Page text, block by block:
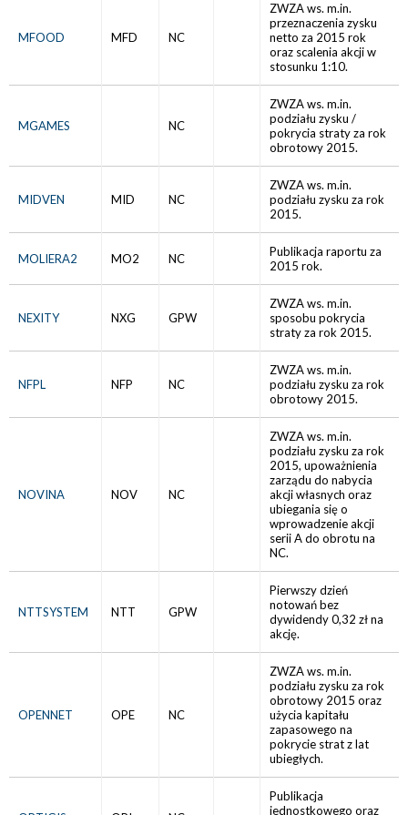
MFOOD MFD NC
ZWZA ws. m.in.
przeznaczenia zysku
netto za 2015 rok
oraz scalenia akcji w
stosunku 1:10.
MGAMES NC
ZWZA ws. m.in.
podziału zysku /
pokrycia straty za rok
obrotowy 2015.
MIDVEN MID NC
ZWZA ws. m.in.
podziału zysku za rok
2015.
MOLIERA2 MO2 NC
Publikacja raportu za
2015 rok.
NEXITY NXG GPW
ZWZA ws. m.in.
sposobu pokrycia
straty za rok 2015.
NFPL NFP NC
ZWZA ws. m.in.
podziału zysku za rok
obrotowy 2015.
NOVINA NOV NC
ZWZA ws. m.in.
podziału zysku za rok
2015, upoważnienia
zarządu do nabycia
akcji własnych oraz
ubiegania się o
wprowadzenie akcji
serii A do obrotu na
NC.
NTTSYSTEM NTT GPW
Pierwszy dzień
notowań bez
dywidendy 0,32 zł na
akcję.
OPENNET OPE NC
ZWZA ws. m.in.
podziału zysku za rok
obrotowy 2015 oraz
użycia kapitału
zapasowego na
pokrycie strat z lat
ubiegłych.
Publikacja
jednostkowego oraz